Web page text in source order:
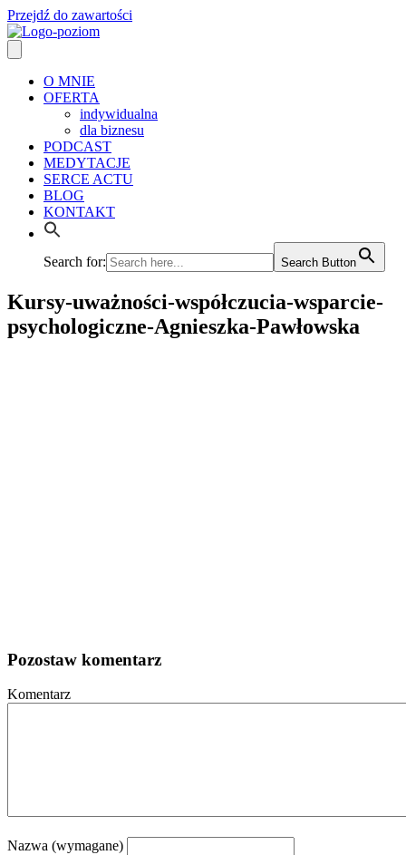
Przejdź do zawartości
O MNIE
OFERTA
indywidualna
dla biznesu
PODCAST
MEDYTACJE
SERCE ACTU
BLOG
KONTAKT
Search for: Search Button
Kursy-uważności-współczucia-wsparcie-
psychologiczne-Agnieszka-Pawłowska
Pozostaw komentarz
Komentarz
Nazwa (wymagane)